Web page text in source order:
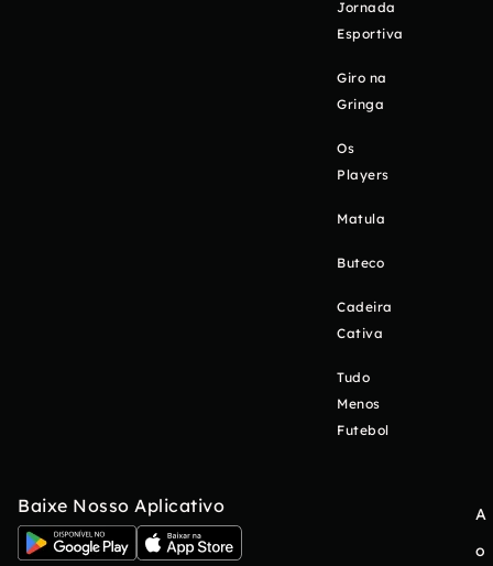
Jornada
Esportiva
Giro na
Gringa
Os
Players
Matula
Buteco
Cadeira
Cativa
Tudo
Menos
Futebol
Baixe Nosso Aplicativo
A
o